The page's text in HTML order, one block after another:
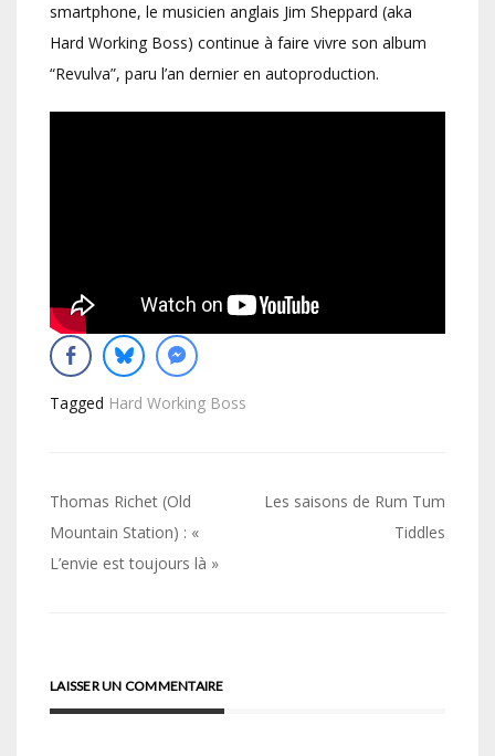
smartphone, le musicien anglais Jim Sheppard (aka
Hard Working Boss) continue à faire vivre son album
“Revulva”, paru l’an dernier en autoproduction.
Tagged Hard Working Boss
Navigation
de
l’article
Thomas Richet (Old
Mountain Station) : «
L’envie est toujours là »
Les saisons de Rum Tum
Tiddles
LAISSER UN COMMENTAIRE